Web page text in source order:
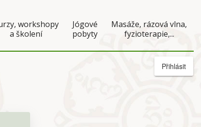
workshopy
a školení
Jógové
pobyty
Masáže, rázová vlna,
fyzioterapie,...
Přihlásit